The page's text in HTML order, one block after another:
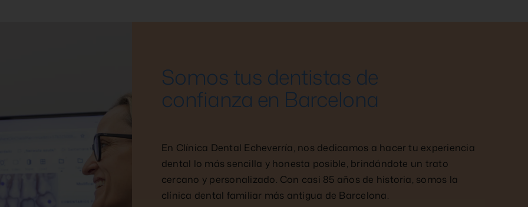
Somos tus dentistas de
confianza en Barcelona
En Clínica Dental Echeverría, nos dedicamos a hacer tu experiencia
dental lo más sencilla y honesta posible, brindándote un trato
cercano y personalizado. Con casi 85 años de historia, somos la
clínica dental familiar más antigua de Barcelona.